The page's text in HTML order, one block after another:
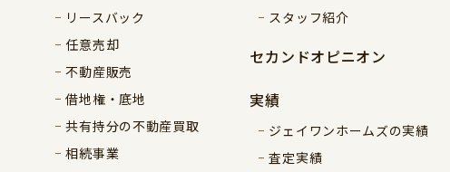
リースバック
任意売却
不動産販売
借地権・底地
共有持分の不動産買取
相続事業
スタッフ紹介
セカンドオピニオン
実績
ジェイワンホームズの実績
査定実績